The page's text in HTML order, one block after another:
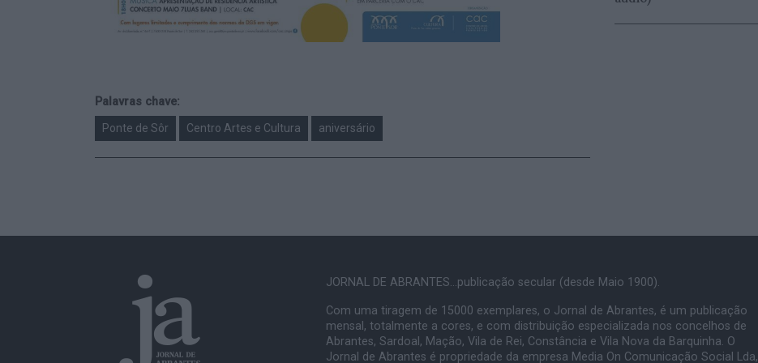
Palavras chave:
Ponte de Sôr Centro Artes e Cultura aniversário
JORNAL DE ABRANTES...publicação secular (desde Maio 1900).
Com uma tiragem de 15000 exemplares, o Jornal de Abrantes, é um publicação
mensal, totalmente a cores, e com distribuição especializada nos concelhos de
Abrantes, Sardoal, Mação, Vila de Rei, Constância e Vila Nova da Barquinha. O
Jornal de Abrantes é propriedade da empresa Media On Comunicação Social Lda,